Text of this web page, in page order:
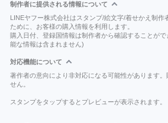
制作者に提供される情報について
LINEヤフー株式会社はスタンプ/絵文字/着せかえ制作
ために、お客様の購入情報を利用します。
購入日付、登録国情報は制作者から確認することが
能な情報は含まれません)
対応機能について
著作者の意向により非対応になる可能性があります
せん。
スタンプをタップするとプレビューが表示されます。